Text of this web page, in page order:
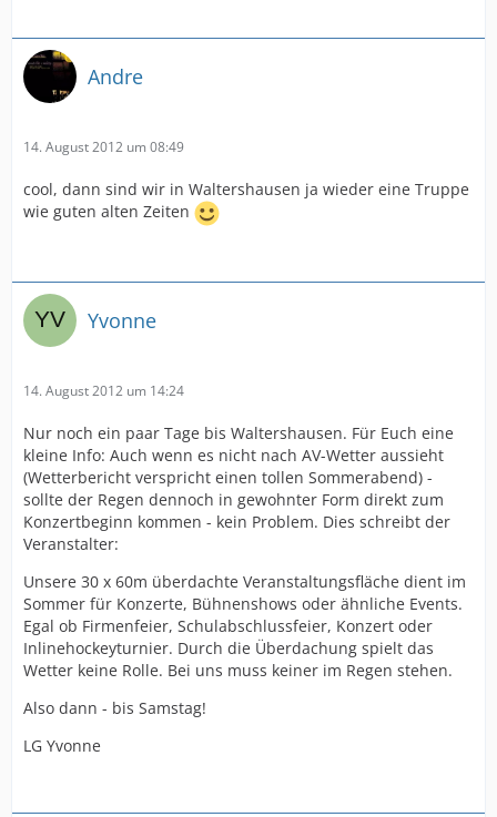
Andre
14. August 2012 um 08:49
cool, dann sind wir in Waltershausen ja wieder eine Truppe
wie guten alten Zeiten
Yvonne
14. August 2012 um 14:24
Nur noch ein paar Tage bis Waltershausen. Für Euch eine
kleine Info: Auch wenn es nicht nach AV-Wetter aussieht
(Wetterbericht verspricht einen tollen Sommerabend) -
sollte der Regen dennoch in gewohnter Form direkt zum
Konzertbeginn kommen - kein Problem. Dies schreibt der
Veranstalter:
Unsere 30 x 60m überdachte Veranstaltungsfläche dient im
Sommer für Konzerte, Bühnenshows oder ähnliche Events.
Egal ob Firmenfeier, Schulabschlussfeier, Konzert oder
Inlinehockeyturnier. Durch die Überdachung spielt das
Wetter keine Rolle. Bei uns muss keiner im Regen stehen.
Also dann - bis Samstag!
LG Yvonne